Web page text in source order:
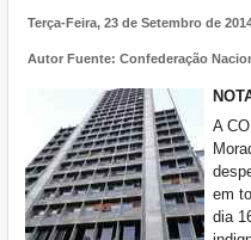
Terça-Feira, 23 de Setembro de
Autor Fuente: Confederação
A
em
dia